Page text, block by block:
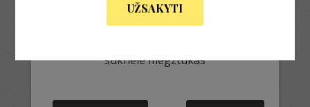
suknele megztukas
UŽSAKYTI